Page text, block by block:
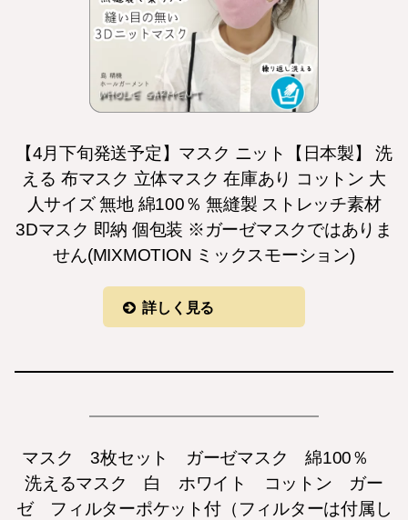
【4月下旬発送予定】マスク ニット【日本製】 洗
える 布マスク 立体マスク 在庫あり コットン 大
人サイズ 無地 綿100％ 無縫製 ストレッチ素材
3Dマスク 即納 個包装 ※ガーゼマスクではありま
せん(MIXMOTION ミックスモーション)
詳しく見る
マスク 3枚セット ガーゼマスク 綿100％
洗えるマスク 白 ホワイト コットン ガー
ゼ フィルターポケット付（フィルターは付属し